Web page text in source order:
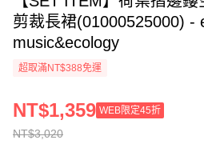
剪裁長裙(01000525000) -
music&ecology
超取滿NT$388免運
NT$3,020
NT$1,359 WEB限定45折